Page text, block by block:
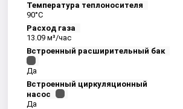
Температура теплоносителя
90°С
Расход газа
13.09 м³/час
Встроенный расширительный бак
Да
Встроенный циркуляционный
насос
Да